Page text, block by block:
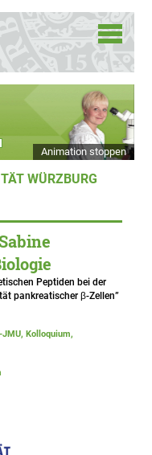
Animation stoppen
WÜRZBURG
Peptiden bei der
pankreatischer β-Zellen”
Kolloquium,